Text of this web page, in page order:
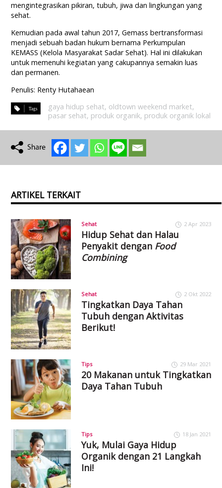
mengintegrasikan pikiran, tubuh, jiwa dan lingkungan yang
sehat.
Kemudian pada awal tahun 2017, Gemass bertransformasi
menjadi sebuah badan hukum bernama Perkumpulan
KEMASS (Kelola Masyarakat Sadar Sehat). Hal ini dilakukan
untuk memenuhi kegiatan yang cakupannya semakin luas
dan permanen.
Penulis: Renty Hutahaean
gaya hidup sehat, oldtown weekend market,
pasar sehat, produk organik, produk organik lokal
ARTIKEL TERKAIT
Sehat 2 Apr 2023
Hidup Sehat dan Halau
Penyakit dengan Food
Combining
Sehat 2 Okt 2022
Tingkatkan Daya Tahan
Tubuh dengan Aktivitas
Berikut!
Tips 29 Mar 2021
20 Makanan untuk Tingkatkan
Daya Tahan Tubuh
Tips 18 Jan 2021
Yuk, Mulai Gaya Hidup
Organik dengan 21 Langkah
Ini!